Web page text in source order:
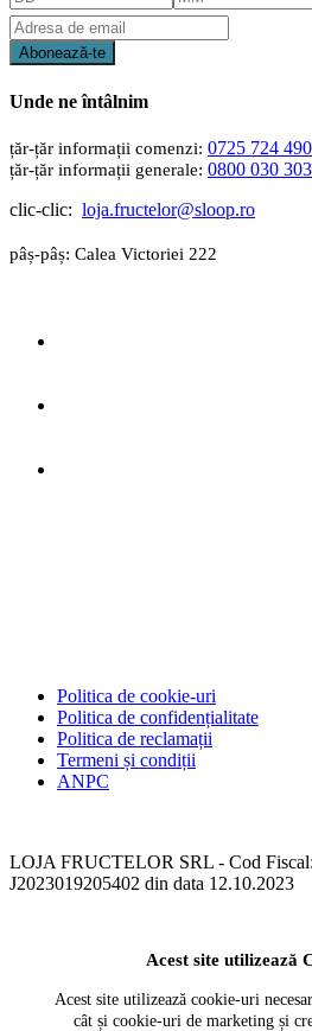
Unde ne întâlnim
0725 724 490
0800 030 303
clic-clic: loja.fructelor@sloop.ro
Politica de cookie-uri
Politica de confidențialitate
Politica de reclamații
Termeni și condiții
ANPC
LOJA FRUCTELOR SRL - Cod
J2023019205402 din data 12.10.2023
Acest site utilizează
Acest site utilizează cookie-uri
cât și cookie-uri de marketing și